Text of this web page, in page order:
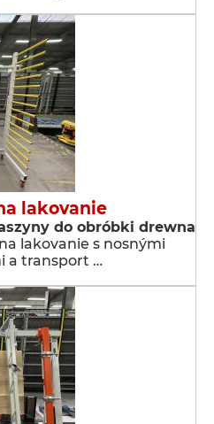
lakovanie
do obróbki drewna
lakovanie s nosnými
a transport …